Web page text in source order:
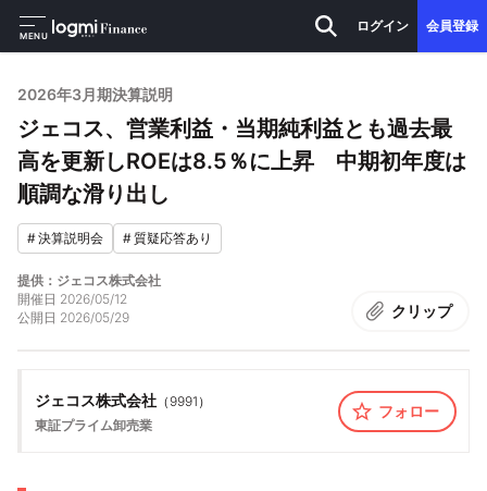
MENU
ログイン 会員登録
2026年3月期決算説明
ジェコス、営業利益・当期純利益とも過去最
高を更新しROEは8.5％に上昇 中期初年度は
順調な滑り出し
#決算説明会 #質疑応答あり
提供：ジェコス株式会社
開催日 2026/05/12
公開日 2026/05/29 クリップ
ジェコス株式会社 （ 9991 ）
東証プライム卸売業
フォロー